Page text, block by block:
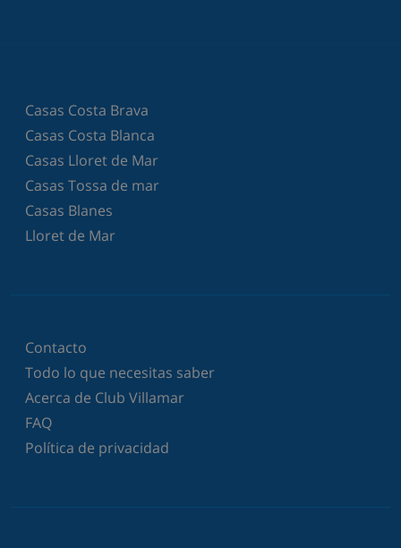
Casas Costa Brava
Casas Costa Blanca
Casas Lloret de Mar
Casas Tossa de mar
Casas Blanes
Lloret de Mar
Contacto
Todo lo que necesitas saber
Acerca de Club Villamar
FAQ
Política de privacidad